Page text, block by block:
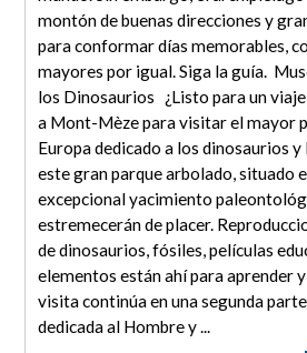
montón de buenas direcciones y
para conformar días memorables,
mayores por igual. Siga la guía.
los Dinosaurios ¿Listo para un
a Mont-Mèze para visitar el mayor
Europa dedicado a los dinosaurios
este gran parque arbolado, situado
excepcional yacimiento
estremecerán de placer.
de dinosaurios, fósiles, películas
elementos están ahí para aprender
visita continúa en una segunda
dedicada al Hombre y ...